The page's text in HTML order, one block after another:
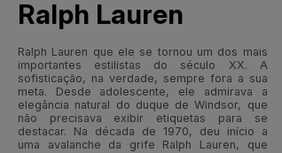
Ralph Lauren
Ralph Lauren que ele se tornou um dos mais
importantes estilistas do século XX. A
sofisticação, na verdade, sempre fora a sua
meta. Desde adolescente, ele admirava a
elegância natural do duque de Windsor, que
não precisava exibir etiquetas para se
destacar. Na década de 1970, deu início a
uma avalanche da grife Ralph Lauren, que